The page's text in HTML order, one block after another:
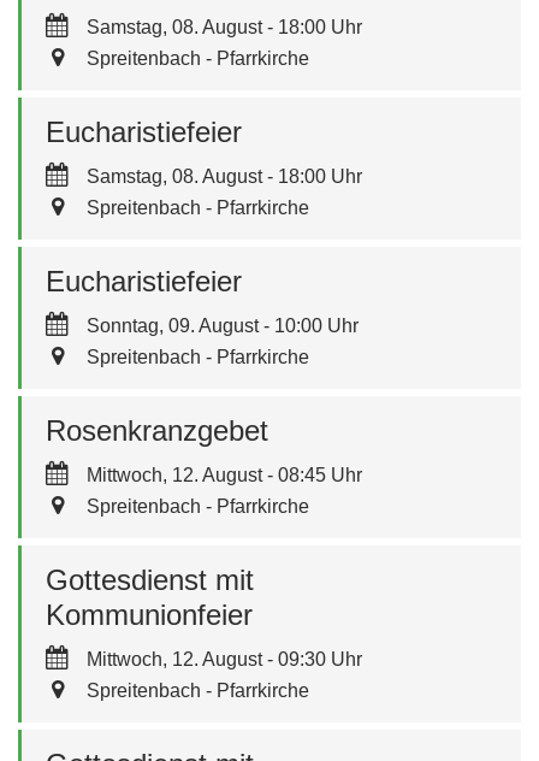
Samstag, 08. August - 18:00 Uhr
Spreitenbach - Pfarrkirche
Samstag, 08. August - 18:00 Uhr
Spreitenbach - Pfarrkirche
Eucharistiefeier
Sonntag, 09. August - 10:00 Uhr
Spreitenbach - Pfarrkirche
Eucharistiefeier
Mittwoch, 12. August - 08:45 Uhr
Spreitenbach - Pfarrkirche
Rosenkranzgebet
Mittwoch, 12. August - 09:30 Uhr
Spreitenbach - Pfarrkirche
Gottesdienst mit
Kommunionfeier